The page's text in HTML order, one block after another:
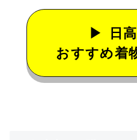
日
おすすめ着